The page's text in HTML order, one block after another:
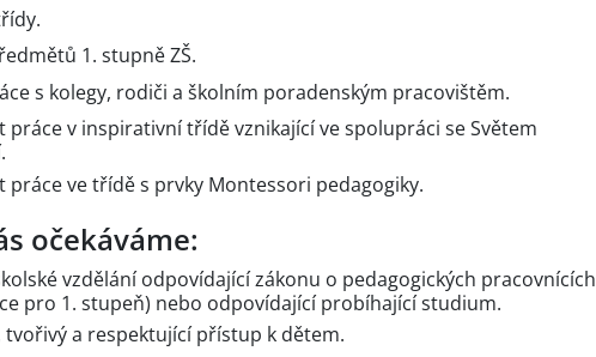
1. stupně ZŠ.
s kolegy, rodiči a školním poradenským pracovištěm.
práce v inspirativní třídě vznikající ve spolupráci se Světem
práce ve třídě s prvky Montessori pedagogiky.
očekáváme:
vzdělání odpovídající zákonu o pedagogických pracovnících
pro 1. stupeň) nebo odpovídající probíhající studium.
tvořivý a respektující přístup k dětem.